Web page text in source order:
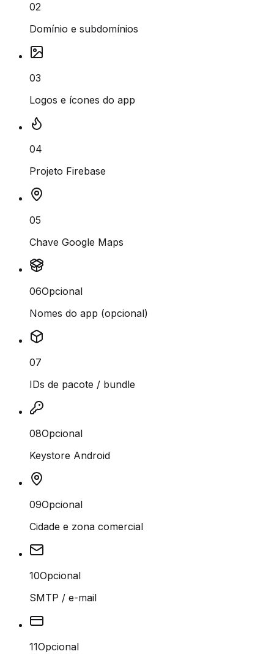
02
Domínio e subdomínios
03
Logos e ícones do app
04
Projeto Firebase
05
Chave Google Maps
06Opcional
Nomes do app (opcional)
07
IDs de pacote / bundle
08Opcional
Keystore Android
09Opcional
Cidade e zona comercial
10Opcional
SMTP / e-mail
11Opcional